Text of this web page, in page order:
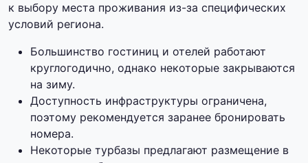
к выбору места проживания из-за специфических
условий региона.
Большинство гостиниц и отелей работают
круглогодично, однако некоторые закрываются
на зиму.
Доступность инфраструктуры ограничена,
поэтому рекомендуется заранее бронировать
номера.
Некоторые турбазы предлагают размещение в